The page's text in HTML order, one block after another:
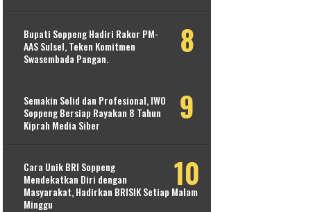
Bupati Soppeng Hadiri Rakor PM-
AAS Sulsel, Teken Komitmen
Swasembada Pangan.
Semakin Solid dan Profesional, IWO
Soppeng Bersiap Rayakan 8 Tahun
Kiprah Media Siber
Cara Unik BRI Soppeng
Mendekatkan Diri dengan
Masyarakat, Hadirkan BRISIK Setiap Malam
Minggu